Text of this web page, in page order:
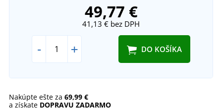
49,77 €
41,13 € bez DPH
- + DO KOŠÍKA
Nakúpte ešte za 69,99 €
a získate DOPRAVU ZADARMO